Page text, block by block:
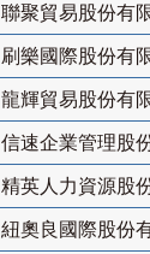
聯聚貿易股份有
刷樂國際股份有
龍輝貿易股份有
信速企業管理股
精英人力資源股
紐奧良國際股份